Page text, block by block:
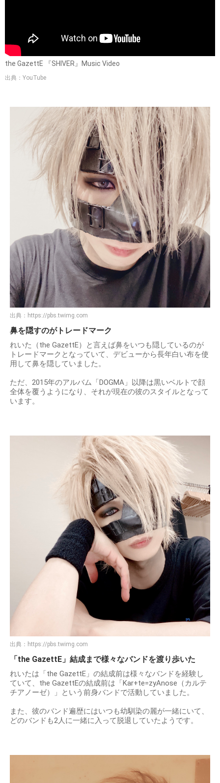
the GazettE 『SHIVER』Music Video
出典：YouTube
出典： https://pbs.twimg.com
鼻を隠すのがトレードマーク
れいた（the GazettE）と言えば鼻をいつも隠しているのが
トレードマークとなっていて、デビューから長年白い布を使
用して鼻を隠していました。
ただ、2015年のアルバム「DOGMA」以降は黒いベルトで顔
全体を覆うようになり、それが現在の彼のスタイルとなって
います。
出典： https://pbs.twimg.com
「the GazettE」結成まで様々なバンドを渡り歩いた
れいたは「the GazettE」の結成前は様々なバンドを経験し
ていて、the GazettEの結成前は「Kar+te=zyAnose（カルテ
チアノーゼ）」という前身バンドで活動していました。
また、彼のバンド遍歴にはいつも幼馴染の麗が一緒にいて、
どのバンドも2人に一緒に入って脱退していたようです。